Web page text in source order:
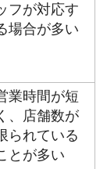
フが対応す
場合が多い
業時間が短
、店舗数が
られている
とが多い